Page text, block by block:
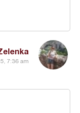
7:36 am